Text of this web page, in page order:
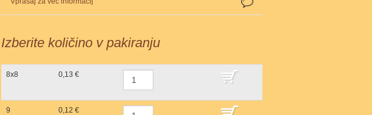
Izberite količino v pakiranju
8x8 0,13 €
9 0,12 €